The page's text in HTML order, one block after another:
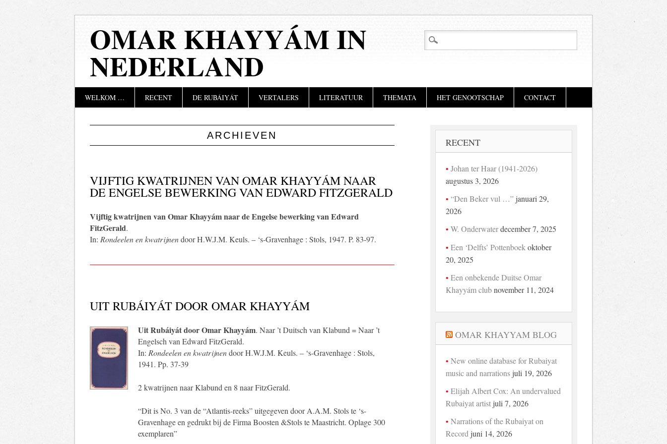
OMAR KHAYYÁM IN
NEDERLAND
Hoofdmenu
springen
WELKOM … RECENT DE RUBÁIYÁT VERTALERS LITERATUUR THEMATA HET GENOOTSCHAP CONTACT
ARCHIEVEN
VIJFTIG KWATRIJNEN VAN OMAR KHAYYÁM NAAR
DE ENGELSE BEWERKING VAN EDWARD FITZGERALD
Vijftig kwatrijnen van Omar Khayyám naar de Engelse bewerking van Edward
FitzGerald.
In: Rondeelen en kwatrijnendoor H.W.J.M. Keuls. – ‘s-Gravenhage : Stols, 1947. P. 83-97.
UIT RUBÁIYÁT DOOR OMAR KHAYYÁM
Uit Rubáiyát door Omar Khayyám. Naar ’t Duitsch van Klabund = Naar ’t
Engelsch van Edward FitzGerald.
In: Rondeelen en kwatrijnendoor H.W.J.M. Keuls. – ‘s-Gravenhage : Stols,
1941. Pp. 37-39
2 kwatrijnen naar Klabund en 8 naar FitzGerald.
“Dit is No. 3 van de “Atlantis-reeks” uitgegeven door A.A.M. Stols te ‘s-
Gravenhage en gedrukt bij de Firma Boosten &Stols te Maastricht. Oplage 300
exemplaren”
RECENT
Johan ter Haar (1941-2026)
augustus 3, 2026
“Den Beker vul …” januari 29,
2026
W. Onderwater december 7, 2025
Een ‘Delfts’ Pottenboek oktober
20, 2025
Een onbekende Duitse Omar
Khayyám club november 11, 2024
OMAR KHAYYAM BLOG
New online database for Rubaiyat
music and narrations juli 19, 2026
Elijah Albert Cox: An undervalued
Rubaiyat artist juli 7, 2026
Narrations of the Rubaiyat on
Record juni 14, 2026